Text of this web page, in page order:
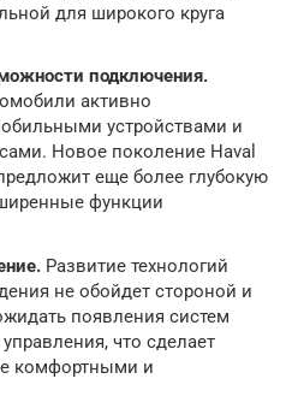
для широкого круга
подключения.
активно
устройствами и
Новое поколение Haval
еще более глубокую
функции
Развитие технологий
не обойдет стороной и
появления систем
что сделает
комфортными и